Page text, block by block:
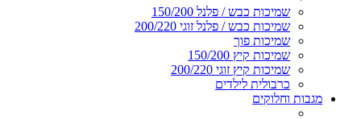
שמיכות כבש / פלנל 150/200
שמיכות כבש / פלנל זוגי 200/220
שמיכות פוך
שמיכות קיץ 150/200
שמיכות קיץ זוגי 200/220
כרבולית לילדים
מגבות וחלוקים